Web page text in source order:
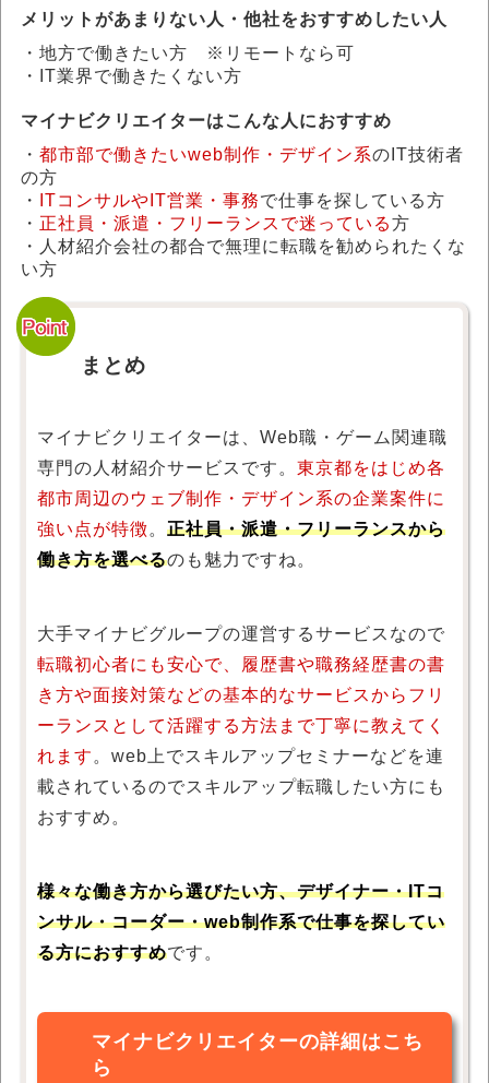
メリットがあまりない人・他社をおすすめしたい人
・地方で働きたい方 ※リモートなら可
・IT業界で働きたくない方
マイナビクリエイターはこんな人におすすめ
・ 都市部で働きたいweb制作・デザイン系のIT技術者
の方
・
ITコンサルやIT営業・事務で仕事を探している方
・ 正社員・派遣・フリーランスで迷っている方
・人材紹介会社の都合で無理に転職を勧められたくな
い方
まとめ
マイナビクリエイターは、Web職・ゲーム関連職
専門の人材紹介サービスです。 東京都をはじめ各
都市周辺のウェブ制作・デザイン系の企業案件に
強い点が特徴。 正社員・派遣・フリーランスから
働き方を選べるのも魅力ですね。
大手マイナビグループの運営するサービスなので
転職初心者にも安心で、履歴書や職務経歴書の書
き方や面接対策などの基本的なサービスからフリ
ーランスとして活躍する方法まで丁寧に教えてく
れます 。web上でスキルアップセミナーなどを連
載されているのでスキルアップ転職したい方にも
おすすめ。
様々な働き方から選びたい方、デザイナー・ITコ
ンサル・コーダー・web制作系で仕事を探してい
る方におすすめです。
マイナビクリエイターの詳細はこち
ら